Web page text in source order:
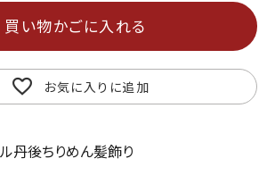
お気に入りに追加
買い物かごに入れる
丹後ちりめん髪飾り